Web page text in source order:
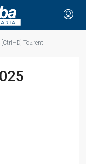
To𝚛rent